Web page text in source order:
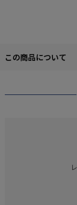
この商品について